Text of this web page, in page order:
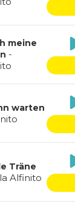
meine
-
warten
Träne
Alfinito